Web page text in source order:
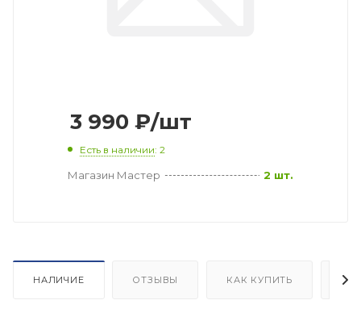
3 990 ₽/шт
Есть в наличии: 2
Магазин Мастер 2 шт.
НАЛИЧИЕ ОТЗЫВЫ КАК КУПИТЬ